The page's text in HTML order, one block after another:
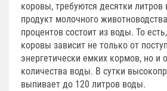
коровы, требуются десятки
продукт молочного
процентов состоит из воды. То
коровы зависит не только от
энергетически емких кормов, но и
количества воды. В сутки
выпивает до 120 литров воды.